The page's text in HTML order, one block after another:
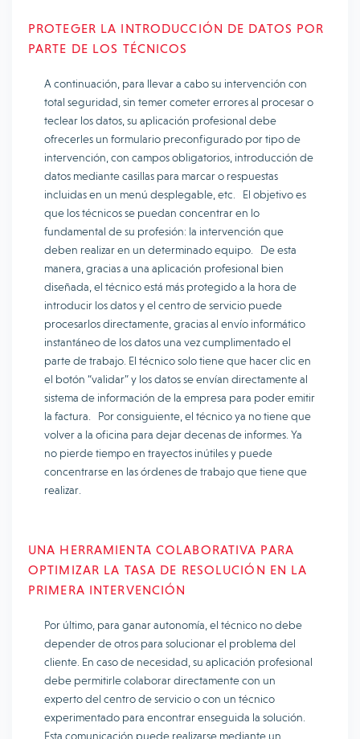
PROTEGER LA INTRODUCCIÓN DE DATOS POR
PARTE DE LOS TÉCNICOS
A continuación, para llevar a cabo su intervención con
total seguridad, sin temer cometer errores al procesar o
teclear los datos, su aplicación profesional debe
ofrecerles un formulario preconfigurado por tipo de
intervención, con campos obligatorios, introducción de
datos mediante casillas para marcar o respuestas
incluidas en un menú desplegable, etc. El objetivo es
que los técnicos se puedan concentrar en lo
fundamental de su profesión: la intervención que
deben realizar en un determinado equipo. De esta
manera, gracias a una aplicación profesional bien
diseñada, el técnico está más protegido a la hora de
introducir los datos y el centro de servicio puede
procesarlos directamente, gracias al envío informático
instantáneo de los datos una vez cumplimentado el
parte de trabajo. El técnico solo tiene que hacer clic en
el botón “validar” y los datos se envían directamente al
sistema de información de la empresa para poder emitir
la factura. Por consiguiente, el técnico ya no tiene que
volver a la oficina para dejar decenas de informes. Ya
no pierde tiempo en trayectos inútiles y puede
concentrarse en las órdenes de trabajo que tiene que
realizar.
UNA HERRAMIENTA COLABORATIVA PARA
OPTIMIZAR LA TASA DE RESOLUCIÓN EN LA
PRIMERA INTERVENCIÓN
Por último, para ganar autonomía, el técnico no debe
depender de otros para solucionar el problema del
cliente. En caso de necesidad, su aplicación profesional
debe permitirle colaborar directamente con un
experto del centro de servicio o con un técnico
experimentado para encontrar enseguida la solución.
Esta comunicación puede realizarse mediante un